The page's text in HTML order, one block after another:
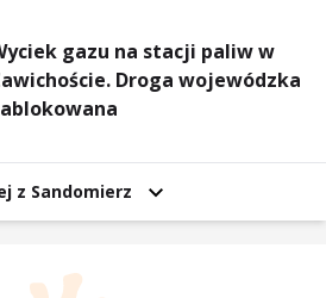
gazu na stacji paliw w
Droga wojewódzka
z Sandomierz